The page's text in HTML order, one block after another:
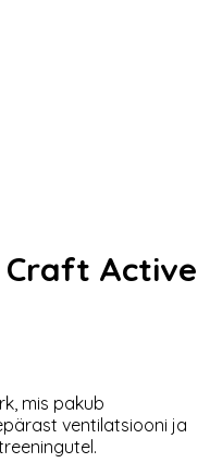
Active
mis pakub
ventilatsiooni ja